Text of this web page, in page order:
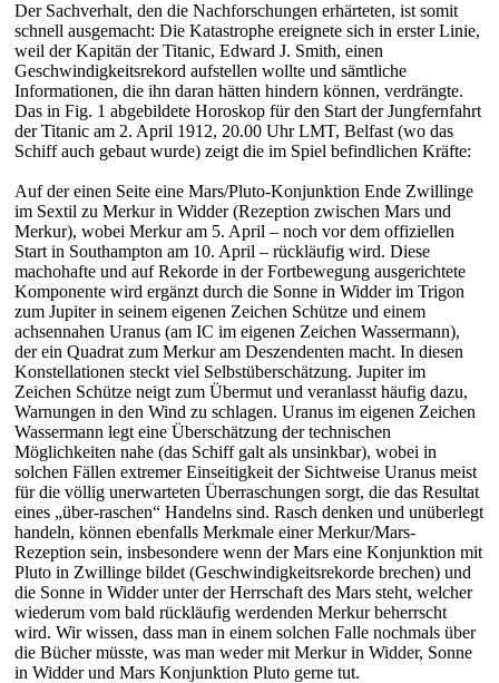
Der Sachverhalt, den die Nachforschungen erhärteten, ist somit
schnell ausgemacht: Die Katastrophe ereignete sich in erster Linie,
weil der Kapitän der Titanic, Edward J. Smith, einen
Geschwindigkeitsrekord aufstellen wollte und sämtliche
Informationen, die ihn daran hätten hindern können, verdrängte.
Das in Fig. 1 abgebildete Horoskop für den Start der Jungfernfahrt
der Titanic am 2. April 1912, 20.00 Uhr LMT, Belfast (wo das
Schiff auch gebaut wurde) zeigt die im Spiel befindlichen Kräfte:
Auf der einen Seite eine Mars/Pluto-Konjunktion Ende Zwillinge
im Sextil zu Merkur in Widder (Rezeption zwischen Mars und
Merkur), wobei Merkur am 5. April – noch vor dem offiziellen
Start in Southampton am 10. April – rückläufig wird. Diese
machohafte und auf Rekorde in der Fortbewegung ausgerichtete
Komponente wird ergänzt durch die Sonne in Widder im Trigon
zum Jupiter in seinem eigenen Zeichen Schütze und einem
achsennahen Uranus (am IC im eigenen Zeichen Wassermann),
der ein Quadrat zum Merkur am Deszendenten macht. In diesen
Konstellationen steckt viel Selbstüberschätzung. Jupiter im
Zeichen Schütze neigt zum Übermut und veranlasst häufig dazu,
Warnungen in den Wind zu schlagen. Uranus im eigenen Zeichen
Wassermann legt eine Überschätzung der technischen
Möglichkeiten nahe (das Schiff galt als unsinkbar), wobei in
solchen Fällen extremer Einseitigkeit der Sichtweise Uranus meist
für die völlig unerwarteten Überraschungen sorgt, die das Resultat
eines „über-raschen“ Handelns sind. Rasch denken und unüberlegt
handeln, können ebenfalls Merkmale einer Merkur/Mars-
Rezeption sein, insbesondere wenn der Mars eine Konjunktion mit
Pluto in Zwillinge bildet (Geschwindigkeitsrekorde brechen) und
die Sonne in Widder unter der Herrschaft des Mars steht, welcher
wiederum vom bald rückläufig werdenden Merkur beherrscht
wird. Wir wissen, dass man in einem solchen Falle nochmals über
die Bücher müsste, was man weder mit Merkur in Widder, Sonne
in Widder und Mars Konjunktion Pluto gerne tut.